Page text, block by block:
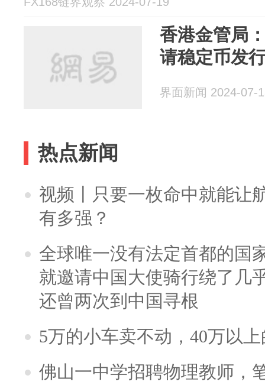
香港金管局
请稳定币发
界面新闻 2024-07-
热点新闻
视频丨只要一枚命中就能让
有多强？
全球唯一没有法定首都的国
就邀请中国大使骑行绕了几
还曾两次到中国寻根
5万的小车卖不动，40万以
佛山一中学招聘物理教师，